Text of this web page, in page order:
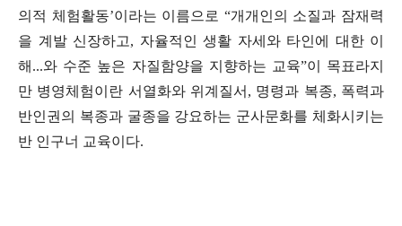
의적 체험활동’이라는 이름으로 “개개인의 소질과 잠재력
을 계발 신장하고, 자율적인 생활 자세와 타인에 대한 이
해...와 수준 높은 자질함양을 지향하는 교육”이 목표라지
만 병영체험이란 서열화와 위계질서, 명령과 복종, 폭력과
반인권의 복종과 굴종을 강요하는 군사문화를 체화시키는
반 인구너 교육이다.